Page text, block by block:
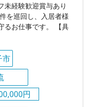
未経験歓迎賞与あり
を巡回し、入居者様
るお仕事です。 【具
市
円